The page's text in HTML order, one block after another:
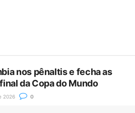
nos pênaltis e fecha as
da Copa do Mundo
2026 0